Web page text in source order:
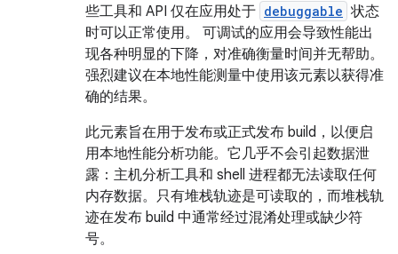
些工具和 API 仅在应用处于 debuggable 状态
时可以正常使用。 可调试的应用会导致性能出
现各种明显的下降，对准确衡量时间并无帮助。
强烈建议在本地性能测量中使用该元素以获得准
确的结果。
此元素旨在用于发布或正式发布 build，以便启
用本地性能分析功能。它几乎不会引起数据泄
露：主机分析工具和 shell 进程都无法读取任何
内存数据。只有堆栈轨迹是可读取的，而堆栈轨
迹在发布 build 中通常经过混淆处理或缺少符
号。